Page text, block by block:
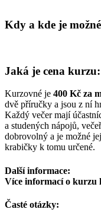
Kdy a kde je
Jaká je cena kurzu:
Kurzovné je 400 Kč za
dvě příručky a jsou z ní
Každý večer mají
a studených nápojů,
dobrovolný a je možné
krabičky k tomu určené.
Další informace:
Více informací o kurzu
Časté otázky: